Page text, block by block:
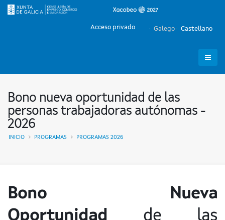
Galego Castellano
Acceso privado
Bono nueva oportunidad de las
personas trabajadoras autónomas -
2026
INICIO PROGRAMAS PROGRAMAS 2026
Bono Nueva
Oportunidad de las